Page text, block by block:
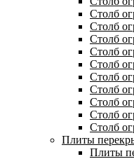
Столб
Столб
Столб
Столб
Столб
Столб
Столб
Столб
Столб
Столб
Плиты
Плиты